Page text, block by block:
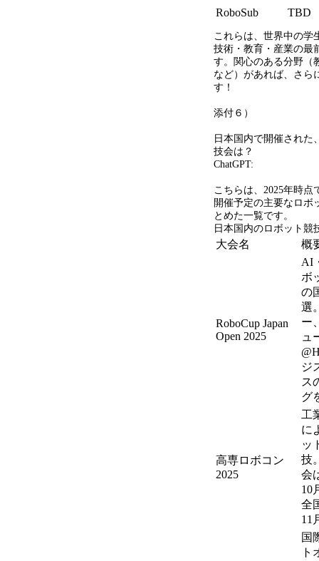
RoboSub TBD
これらは、世界中の学
技術・教育・産業の最
す。関心のある分野（
など）があれば、さら
す！
添付６）
日本国内で開催された
技会は？
ChatGPT:
こちらは、 2025年時点
開催予定の主要なロボ
とめた一覧です。
日本国内のロボット競
大会名 概
RoboCup Japan
Open 2025
AI
ボ
の
選
ー
ュ
ジ
ス
グ
高専ロボコン
2025
工
に
ッ
技
会
10
全
11
国
ト